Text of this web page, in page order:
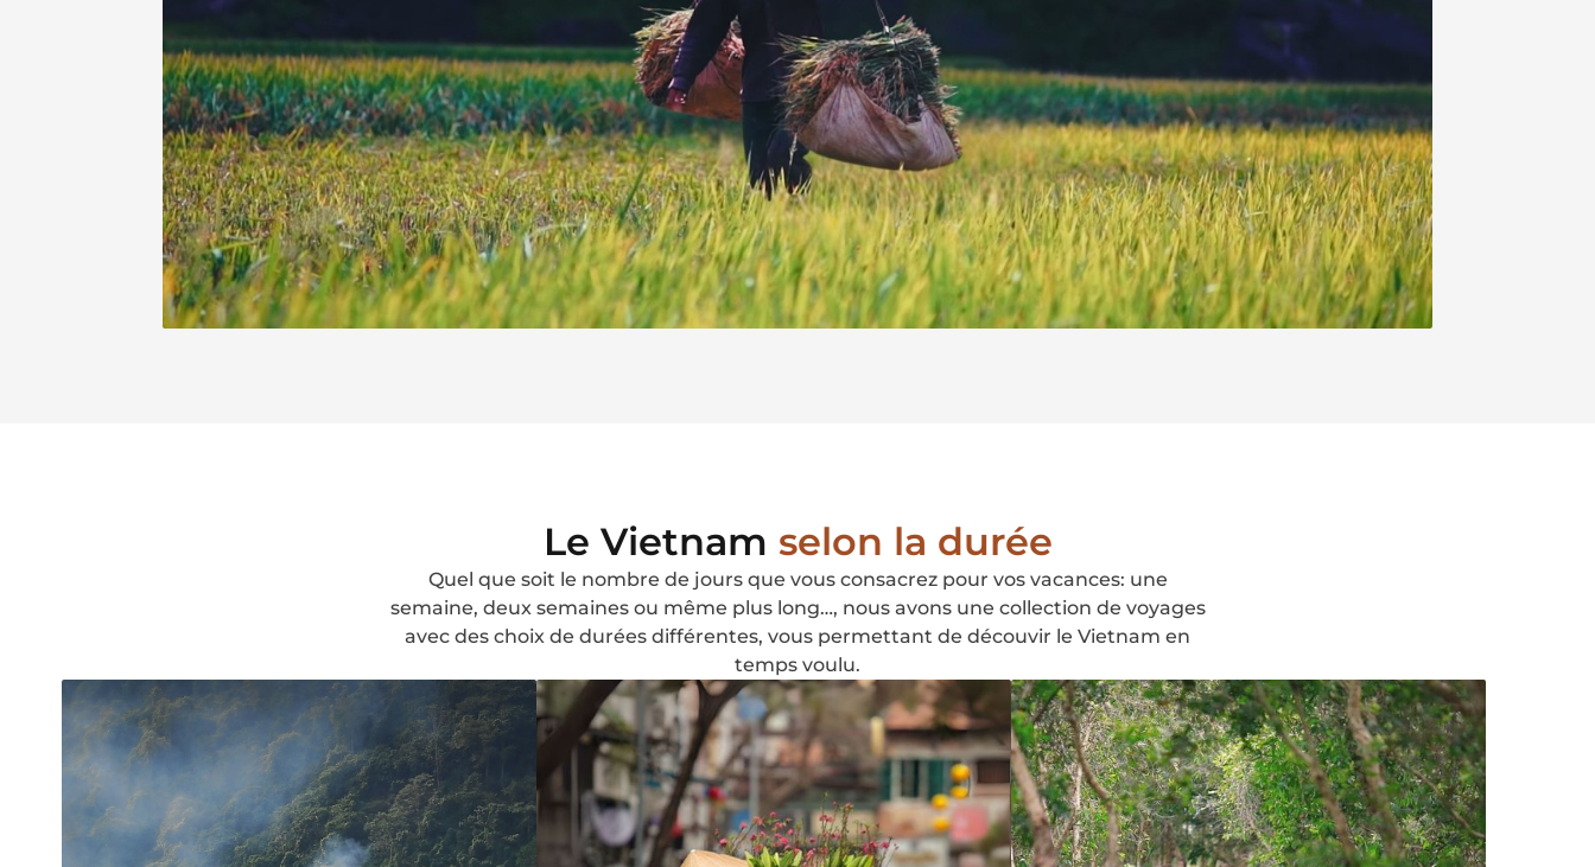
Le Vietnam selon la durée
Quel que soit le nombre de jours que vous consacrez pour vos vacances: une
semaine, deux semaines ou même plus long…, nous avons une collection de voyages
avec des choix de durées différentes, vous permettant de découvir le Vietnam en
temps voulu.